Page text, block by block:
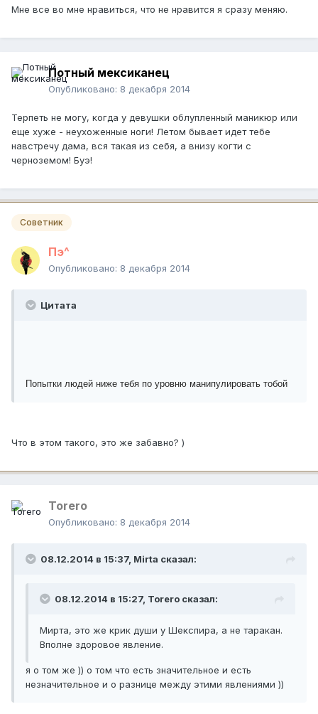
Мне все во мне нравиться, что не нравится я сразу меняю.
Потный мексиканец
Опубликовано: 8 декабря 2014
Терпеть не могу, когда у девушки облупленный маникюр или
еще хуже - неухоженные ноги! Летом бывает идет тебе
навстречу дама, вся такая из себя, а внизу когти с
черноземом! Буэ!
Советник
Пэ^
Опубликовано: 8 декабря 2014
Цитата
Попытки людей ниже тебя по уровню манипулировать тобой
Что в этом такого, это же забавно? )
Тоrero
Опубликовано: 8 декабря 2014
08.12.2014 в 15:37, Mirta сказал:
08.12.2014 в 15:27, Тоrero сказал:
Мирта, это же крик души у Шекспира, а не таракан.
Вполне здоровое явление.
я о том же )) о том что есть значительное и есть
незначительное и о разнице между этими явлениями ))